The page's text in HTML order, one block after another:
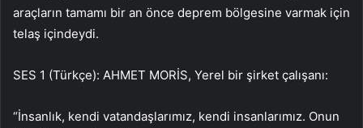
araçların tamamı bir an önce deprem bölgesine varmak için
telaş içindeydi.
SES 1 (Türkçe): AHMET MORİS, Yerel bir şirket çalışanı:
“İnsanlık, kendi vatandaşlarımız, kendi insanlarımız. Onun